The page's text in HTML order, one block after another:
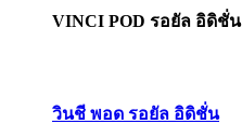
VINCI POD รอยัล อิดิชั่น
วินชี พอด รอยัล อิดิชั่น